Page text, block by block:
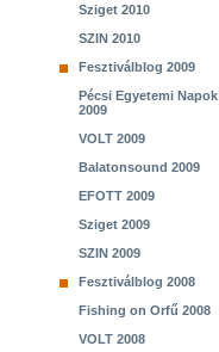
Sziget 2010
SZIN 2010
Fesztiválblog 2009
Pécsi Egyetemi Napok
2009
VOLT 2009
Balatonsound 2009
EFOTT 2009
Sziget 2009
SZIN 2009
Fesztiválblog 2008
Fishing on Orfű 2008
VOLT 2008